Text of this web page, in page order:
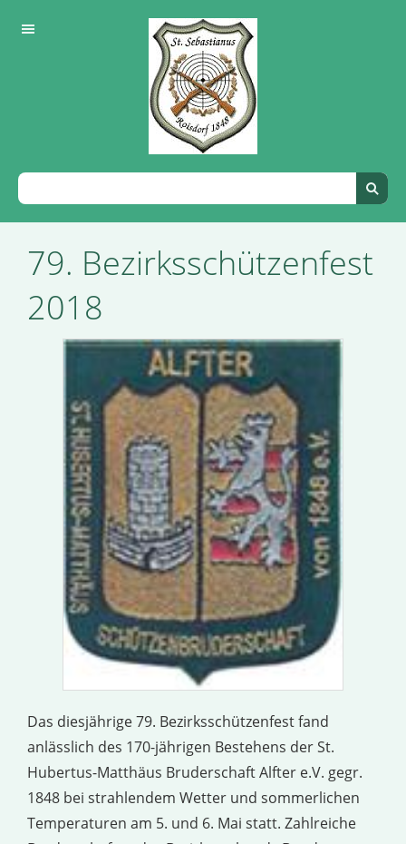
79. Bezirksschützenfest
2018
Das diesjährige 79. Bezirksschützenfest fand
anlässlich des 170-jährigen Bestehens der St.
Hubertus-Matthäus Bruderschaft Alfter e.V. gegr.
1848 bei strahlendem Wetter und sommerlichen
Temperaturen am 5. und 6. Mai statt. Zahlreiche